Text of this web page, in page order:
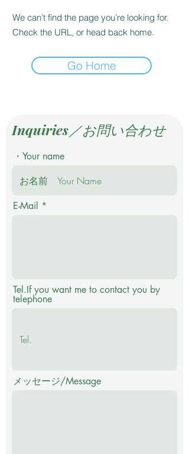
We can’t find the page you’re looking for.
Check the URL, or head back home.
Go Home
Inquiries／お問い合わせ
・Your name
E-Mail
Tel.If you want me to contact you by
telephone
メッセージ/Message